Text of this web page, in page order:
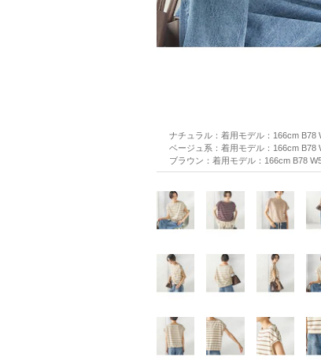
ナチュラル：着用モデル：166cm B78
ベージュ系：着用モデル：166cm B78
ブラウン：着用モデル：166cm B78